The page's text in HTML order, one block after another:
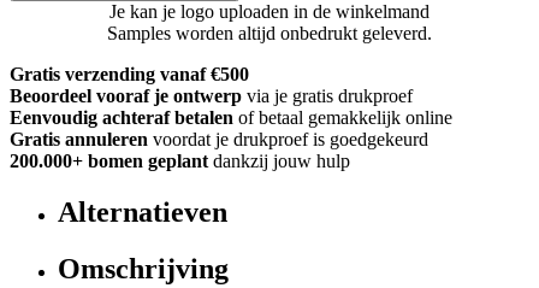
Je kan je logo uploaden in de winkelmand
Samples worden altijd onbedrukt geleverd.
Gratis verzending vanaf €500
Beoordeel vooraf je ontwerp via je gratis drukproef
Eenvoudig achteraf betalen of betaal gemakkelijk online
Gratis annuleren voordat je drukproef is goedgekeurd
200.000+ bomen geplant dankzij jouw hulp
Alternatieven
Omschrijving